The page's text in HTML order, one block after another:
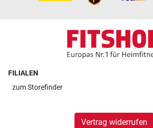
FILIALEN
zumStorefinder
Vertrag widerrufen